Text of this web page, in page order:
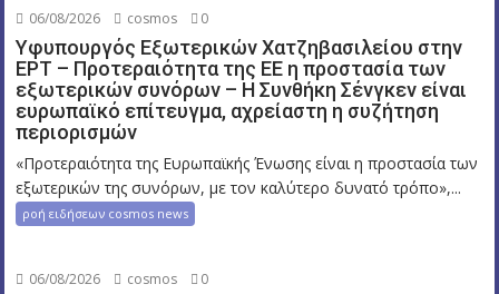
06/08/2026 cosmos 0
Υφυπουργός Εξωτερικών Χατζηβασιλείου στην
ΕΡΤ – Προτεραιότητα της ΕΕ η προστασία των
εξωτερικών συνόρων – Η Συνθήκη Σένγκεν είναι
ευρωπαϊκό επίτευγμα, αχρείαστη η συζήτηση
περιορισμών
«Προτεραιότητα της Ευρωπαϊκής Ένωσης είναι η προστασία των
εξωτερικών της συνόρων, με τον καλύτερο δυνατό τρόπο»,...
ροή ειδήσεων cosmos news
06/08/2026 cosmos 0